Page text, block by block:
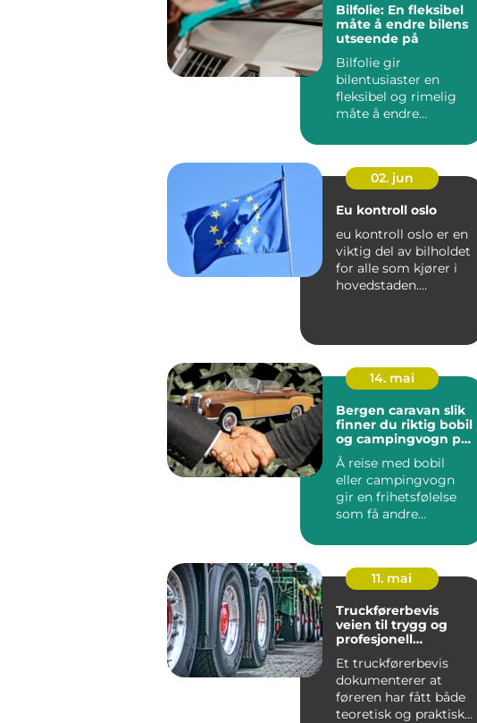
Bilfolie: En fleksibel
måte å endre bilens
utseende på
Bilfolie gir
bilentusiaster en
fleksibel og rimelig
måte å endre
02. jun
Eu kontroll oslo
eu kontroll oslo er en
viktig del av bilholdet
for alle som kjører i
hovedstaden.
14. mai
Bergen caravan slik
finner du riktig bobil
og campingvogn på
vestlandet
Å reise med bobil
eller campingvogn
gir en frihetsfølelse
som få andre
matche. Mange...
11. mai
Truckførerbevis
veien til trygg og
profesjonell
Et truckførerbevis
dokumenterer at
føreren har fått både
teoretisk og praktisk